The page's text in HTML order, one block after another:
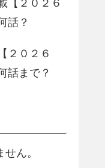
【２０２６
話？
２０２６
話まで？
ん。